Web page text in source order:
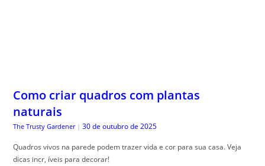
Como criar quadros com plantas
naturais
The Trusty Gardener | 30 de outubro de 2025
Quadros vivos na parede podem trazer vida e cor para sua casa. Veja
dicas incr, íveis para decorar!